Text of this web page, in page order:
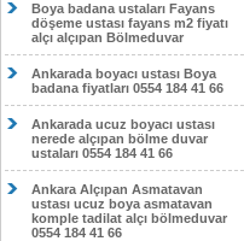
Boya badana ustaları Fayans
döşeme ustası fayans m2 fiyatı
alçı alçıpan Bölmeduvar
Ankarada boyacı ustası Boya
badana fiyatları 0554 184 41 66
Ankarada ucuz boyacı ustası
nerede alçıpan bölme duvar
ustaları 0554 184 41 66
Ankara Alçıpan Asmatavan
ustası ucuz boya asmatavan
komple tadilat alçı bölmeduvar
0554 184 41 66